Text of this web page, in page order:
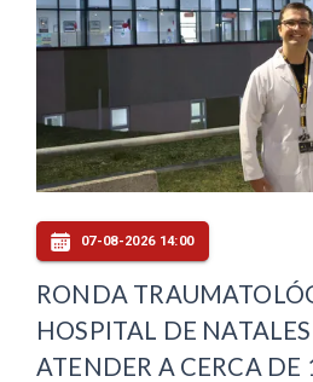
07-08-2026 14:00
RONDA
HOSPITAL DE
ATENDER A CERCA DE